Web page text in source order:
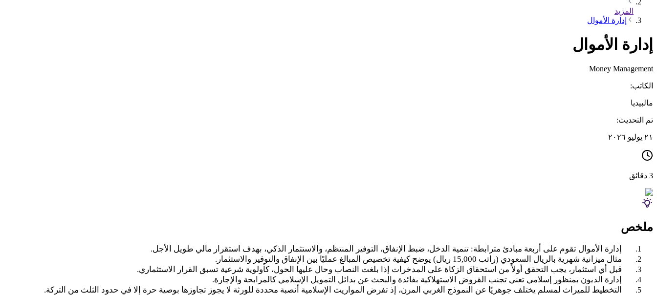
المزيد
إدارة الأموال
إدارة الأموال
Money Management
الكاتب:
مالبيديا
تم التحديث:
٢١ يوليو ٢٠٢٦
3 دقائق
ملخص
إدارة الأموال تقوم على أربعة مبادئ مترابطة: تنمية الدخل، ضبط الإنفاق، التوفير المنتظم، والاستثمار الذكي، بهدف استقرار مالي طويل الأجل.
مثال ميزانية شهرية بالريال السعودي (راتب 15,000 ريال) يوضح كيفية تخصيص المبالغ عمليًا بين الإنفاق والتوفير والاستثمار.
قبل أي استثمار، يجب التحقق أولاً من استحقاق الزكاة على المدخرات إذا بلغت النصاب وحال عليها الحول، كأولوية شرعية تسبق القرار الاستثماري.
إدارة الديون بمنظور إسلامي تعني تجنب القروض الاستهلاكية بفائدة والبحث عن بدائل التمويل الإسلامي كالمرابحة والإجارة.
التخطيط للميراث لمسلم يختلف جوهريًا عن النموذج الغربي المرن، إذ تفرض المواريث الإسلامية أنصبة محددة للورثة لا يجوز تجاوزها بوصية حرة إلا في حدود الثلث من التركة.